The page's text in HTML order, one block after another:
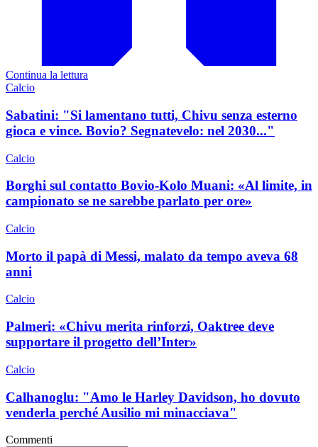
Continua la lettura
Calcio
Sabatini: "Si lamentano tutti, Chivu senza esterno
gioca e vince. Bovio? Segnatevelo: nel 2030..."
Calcio
Borghi sul contatto Bovio-Kolo Muani: «Al limite, in
campionato se ne sarebbe parlato per ore»
Calcio
Morto il papà di Messi, malato da tempo aveva 68
anni
Calcio
Palmeri: «Chivu merita rinforzi, Oaktree deve
supportare il progetto dell’Inter»
Calcio
Calhanoglu: "Amo le Harley Davidson, ho dovuto
venderla perché Ausilio mi minacciava"
Commenti